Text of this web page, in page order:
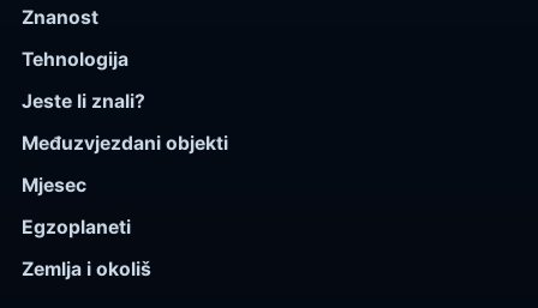
Znanost
Tehnologija
Jeste li znali?
Međuzvjezdani objekti
Mjesec
Egzoplaneti
Zemlja i okoliš